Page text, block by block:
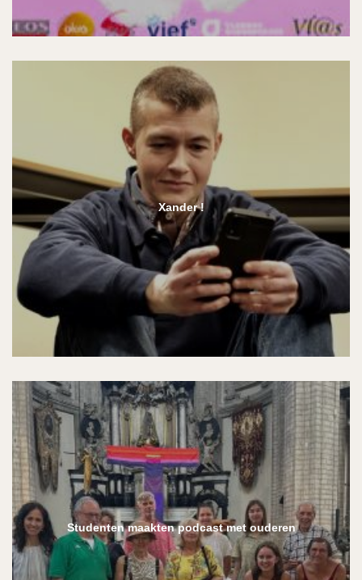
Xander !
Studenten maakten podcast met ouderen